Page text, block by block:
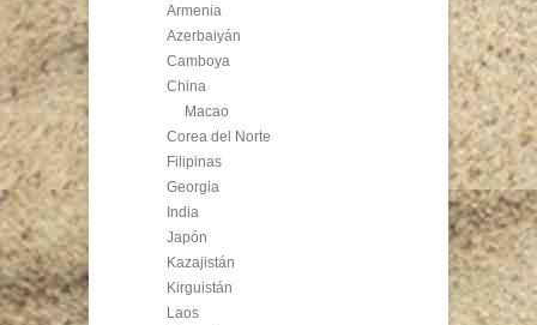
Armenia
Azerbaiyán
Camboya
China
Macao
Corea del Norte
Filipinas
Georgia
India
Japón
Kazajistán
Kirguistán
Laos